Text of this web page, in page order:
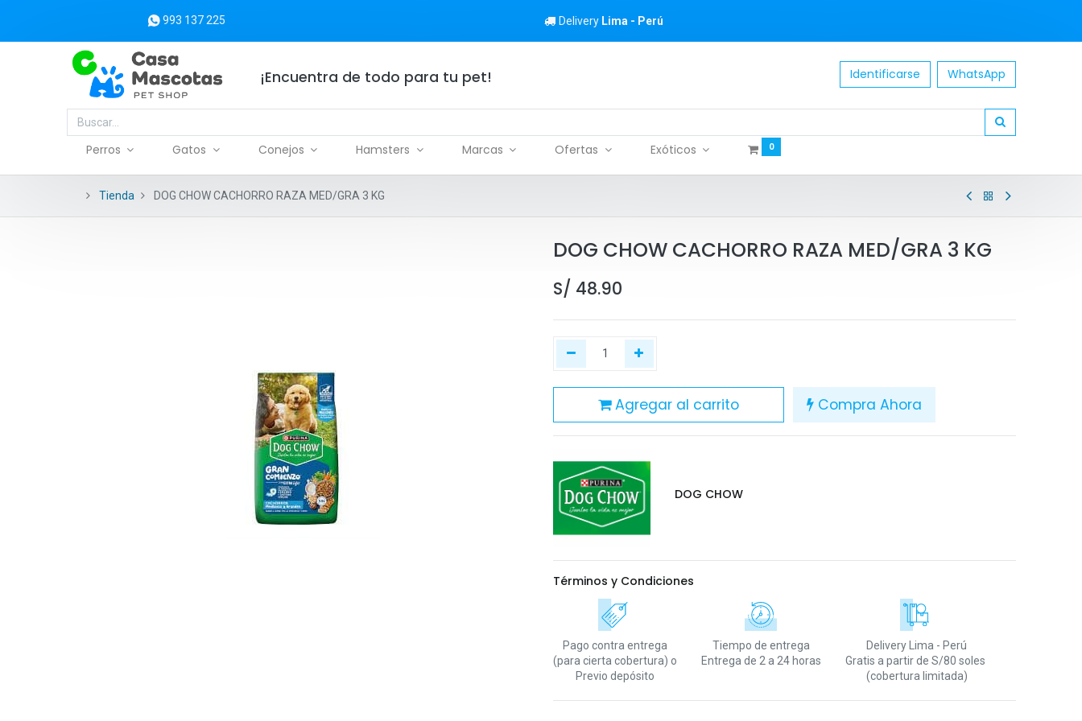
993 137 225 Delivery Lima - Perú
¡Encuentra de todo para tu pet! Identificarse WhatsApp
Perros Gatos Conejos Hamsters Marcas Ofertas Exóticos 0
Tienda DOG CHOW CACHORRO RAZA MED/GRA 3 KG
DOG CHOW CACHORRO RAZA MED/GRA 3 KG
S/ 48.90
Agregar al carrito Compra Ahora
DOG CHOW
Términos y Condiciones
Pago contra entrega
(para cierta cobertura) o
Previo depósito
Tiempo de entrega
Entrega de 2 a 24 horas
Delivery Lima - Perú
Gratis a partir de S/80 soles
(cobertura limitada)